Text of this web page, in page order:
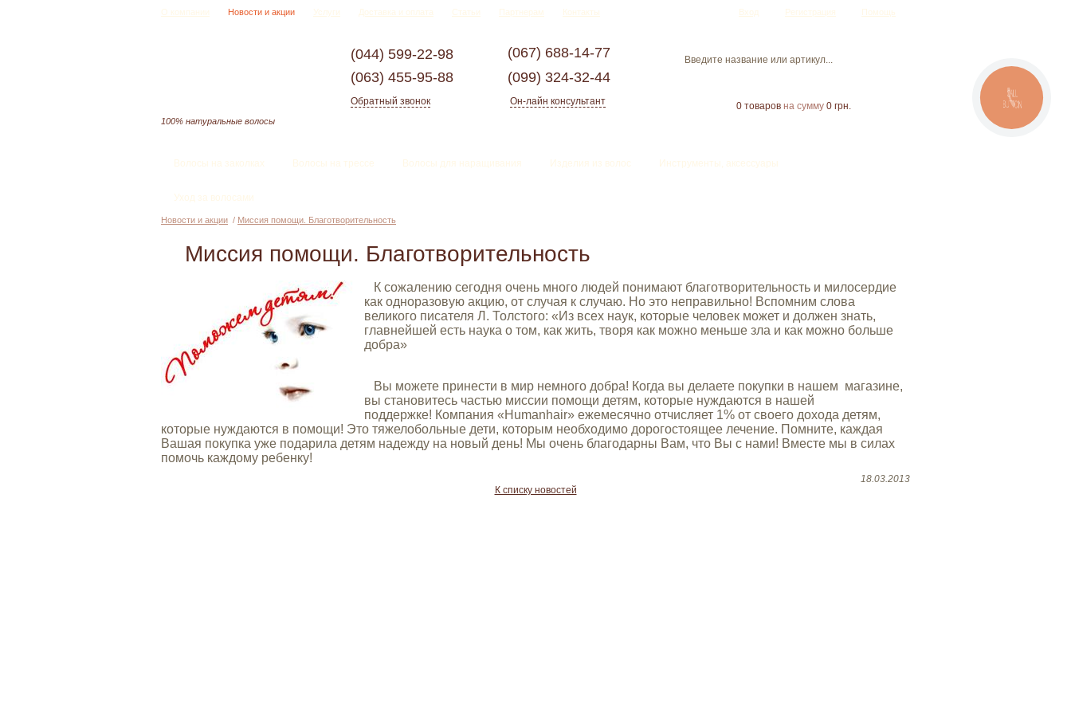
О компании Новости и акции Услуги Доставка и оплата Статьи Партнерам Контакты Вход Регистрация Помощь
100% натуральные волосы
(044) 599-22-98 (067) 688-14-77
(063) 455-95-88 (099) 324-32-44
Обратный звонок Он-лайн консультант 0 товаров на сумму 0 грн.
Волосы на заколках Волосы на трессе Волосы для наращивания Изделия из волос Инструменты, аксессуары
Уход за волосами
Новости и акции / Миссия помощи. Благотворительность
Миссия помощи. Благотворительность
К сожалению сегодня очень много людей понимают благотворительность и милосердие
как одноразовую акцию, от случая к случаю. Но это неправильно! Вспомним слова
великого писателя Л. Толстого: «Из всех наук, которые человек может и должен знать,
главнейшей есть наука о том, как жить, творя как можно меньше зла и как можно больше
добра»
Вы можете принести в мир немного добра! Когда вы делаете покупки в нашем магазине,
вы становитесь частью миссии помощи детям, которые нуждаются в нашей
поддержке! Компания «Нumanhair» ежемесячно отчисляет 1% от своего дохода детям,
которые нуждаются в помощи! Это тяжелобольные дети, которым необходимо дорогостоящее лечение. Помните, каждая
Вашая покупка уже подарила детям надежду на новый день! Мы очень благодарны Вам, что Вы с нами! Вместе мы в силах
помочь каждому ребенку!
18.03.2013
К списку новостей
CALL
BUTTON